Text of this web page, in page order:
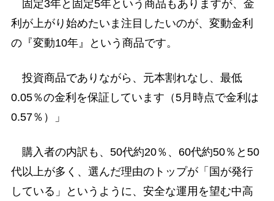
固定3年と固定5年という商品もありますが、金
利が上がり始めたいま注目したいのが、変動金利
の『変動10年』という商品です。
投資商品でありながら、元本割れなし、最低
0.05％の金利を保証しています（5月時点で金利は
0.57％）」
購入者の内訳も、50代約20％、60代約50％と50
代以上が多く、選んだ理由のトップが「国が発行
している」というように、安全な運用を望む中高